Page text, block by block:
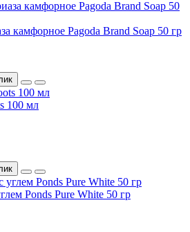
камфорное Pagoda Brand Soap 50 гр
100 мл
Ponds Pure White 50 гр